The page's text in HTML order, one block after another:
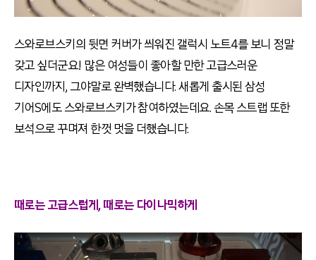
스와로브스키의 뒷면 커버가 씌워진 갤럭시 노트4를 보니 정말
갖고 싶더군요! 많은 여성들이 좋아할 만한 고급스러운
디자인까지, 그야말로 완벽했습니다. 새롭게 출시된 삼성
기어S에도 스와로브스키가 참여하였는데요. 손목 스트랩 또한
보석으로 꾸며져 한껏 멋을 더했습니다.
때로는 고급스럽게, 때로는 다이나믹하게